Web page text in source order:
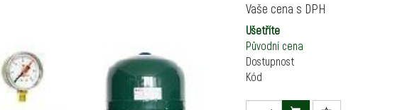
Vaše cena s DPH
Ušetříte
Původní cena
Dostupnost
Kód